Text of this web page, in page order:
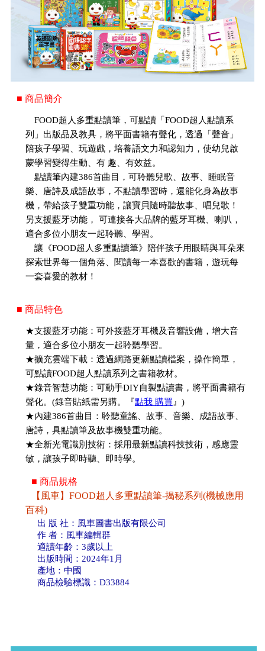
■ 商品簡介
FOOD超人多重點讀筆，可點讀「FOOD超人點讀系
列」出版品及教具，將平面書籍有聲化，透過「聲音」
陪孩子學習、玩遊戲，培養語文力和認知力，使幼兒啟
蒙學習變得生動、有 趣、有效益。
點讀筆內建386首曲目，可聆聽兒歌、故事、睡眠音
樂、唐詩及成語故事，不點讀學習時，還能化身為故事
機，帶給孩子雙重功能，讓寶貝隨時聽故事、唱兒歌！
另支援藍牙功能， 可連接各大品牌的藍牙耳機、喇叭，
適合多位小朋友一起聆聽、學習。
讓《FOOD超人多重點讀筆》陪伴孩子用眼睛與耳朵來
探索世界每一個角落、閱讀每一本喜歡的書籍，遊玩每
一套喜愛的教材！
■ 商品特色
★支援藍牙功能：可外接藍牙耳機及音響設備，增大音
量，適合多位小朋友一起聆聽學習。
★擴充雲端下載：透過網路更新點讀檔案，操作簡單，
可點讀FOOD超人點讀系列之書籍教材。
★錄音智慧功能：可動手DIY自製點讀書，將平面書籍有
聲化。(錄音貼紙需另購。『點我 購買 』)
★內建386首曲目：聆聽童謠、故事、音樂、成語故事、
唐詩，具點讀筆及故事機雙重功能。
★全新光電識別技術：採用最新點讀科技技術，感應靈
敏，讓孩子即時聽、即時學。
■ 商品規格
【風車】FOOD超人多重點讀筆-揭秘系列(機械應用
百科)
出 版 社：風車圖書出版有限公司
作 者：風車編輯群
適讀年齡：3歲以上
出版時間：2024年1月
產地：中國
商品檢驗標識：D33884